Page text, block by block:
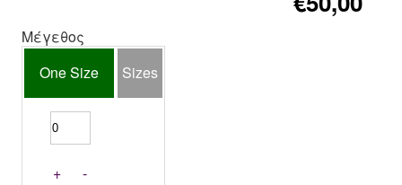
Μέγεθος
One Size
Sizes
+ -